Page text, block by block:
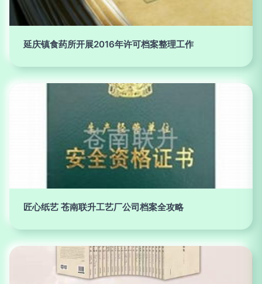
延庆镇食药所开展2016年许可档案整理工作
匠心纸艺 苍南联升工艺厂公司档案全攻略